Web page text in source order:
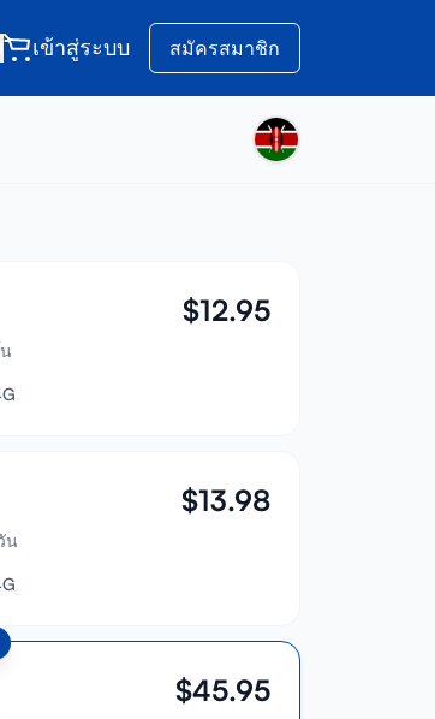
เข้าสู่ระบบ สมัครสมาชิก
$12.95
น
$13.98
$45.95